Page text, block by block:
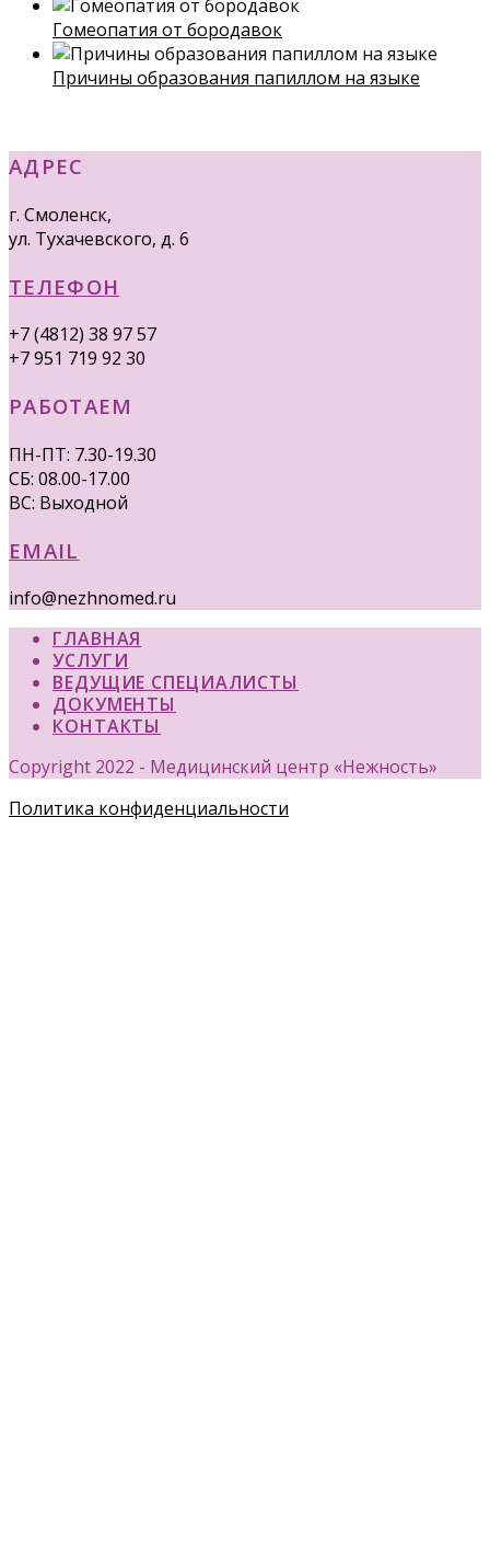
Гомеопатия от бородавок
Причины образования папиллом на языке
АДРЕС
г. Смоленск,
ул. Тухачевского, д. 6
ТЕЛЕФОН
+7 (4812) 38 97 57
+7 951 719 92 30
РАБОТАЕМ
ПН-ПТ: 7.30-19.30
СБ: 08.00-17.00
ВС: Выходной
EMAIL
info@nezhnomed.ru
ГЛАВНАЯ
УСЛУГИ
ВЕДУЩИЕ СПЕЦИАЛИСТЫ
ДОКУМЕНТЫ
КОНТАКТЫ
Copyright 2022 - Медицинский центр «Нежность»
Политика конфиденциальности